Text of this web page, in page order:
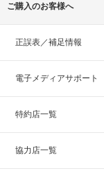
ご購入のお客様へ
正誤表／補足情報
電子メディアサポート
特約店一覧
協力店一覧